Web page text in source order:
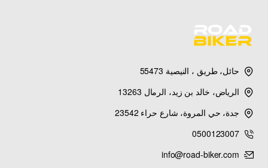
حائل، طريق ، النيصية 55473
الرياض، خالد بن زيد، الرمال 13263
جدة، حي المروة، شارع حراء 23542
0500123007
info@road-biker.com